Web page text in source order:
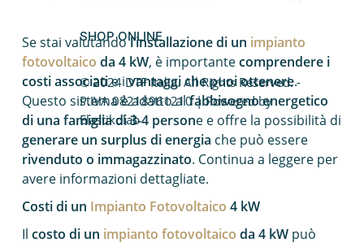
Fotovoltaico da balcone
Caldaie Hybrid System
Trasformazione vasca doccia
SHOP ONLINE
© 2024 DTF Italia. All Rights Reserved. -
P.IVA 08218961210 | Powered by
Elastikolab
Se stai valutandol’installazione di un impianto
fotovoltaico da 4 kW, è importantecomprendere i
costi associatie ivantaggi che puoi ottenere.
Questo sistema è adatto alfabbisogno energetico
di una famiglia di 3-4 persone e offre la possibilità di
generare un surplus di energia che può essere
rivenduto o immagazzinato. Continua a leggere per
avere informazioni dettagliate.
Costi di un Impianto Fotovoltaico 4 kW
Il costo di un impianto fotovoltaico da 4 kWpuò